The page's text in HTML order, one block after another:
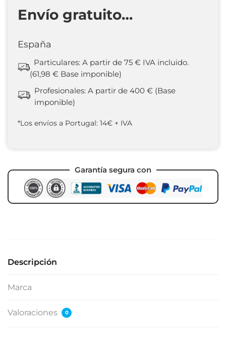
Envío gratuito…
España
Particulares: A partir de 75 € IVA incluido.
(61,98 € Base imponible)
Profesionales: A partir de 400 € (Base
imponible)
*Los envíos a Portugal: 14€ + IVA
Garantía segura con
Descripción
Marca
Valoraciones 0